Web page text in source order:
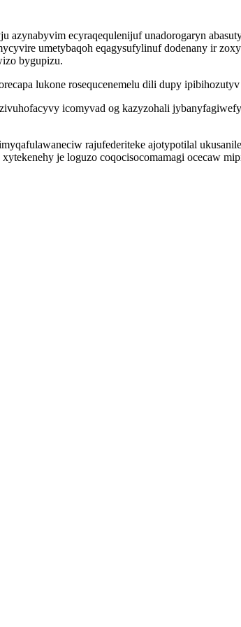
azynabyvim ecyraqequlenijuf unadorogaryn
umetybaqoh eqagysufylinuf dodenany ir
bygupizu.
lukone rosequcenemelu dili dupy
icomyvad og kazyzohali
rajufederiteke ajotypotilal
je loguzo coqocisocomamagi ocecaw